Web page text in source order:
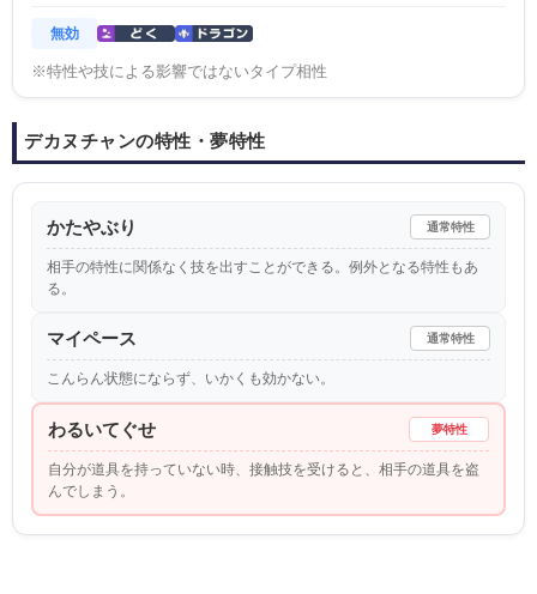
無効
※特性や技による影響ではないタイプ相性
デカヌチャンの特性・夢特性
かたやぶり 通常特性
相手の特性に関係なく技を出すことができる。例外となる特性もあ
る。
マイペース 通常特性
こんらん状態にならず、いかくも効かない。
わるいてぐせ 夢特性
自分が道具を持っていない時、接触技を受けると、相手の道具を盗
んでしまう。